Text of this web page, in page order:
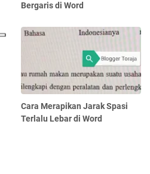
Bergaris di Word
Cara Merapikan Jarak Spasi
Terlalu Lebar di Word